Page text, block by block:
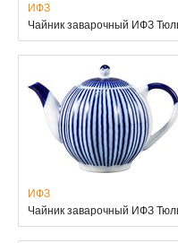
ИФЗ
Чайник заварочный ИФЗ
ИФЗ
Чайник заварочный ИФЗ